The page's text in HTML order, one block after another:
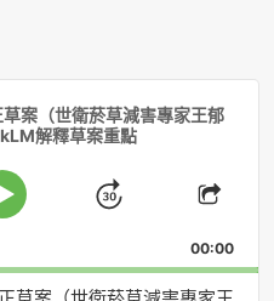
案（世衛菸草減害專家王郁
解釋草案重點
Play
Jump
Forward
Share
00:00